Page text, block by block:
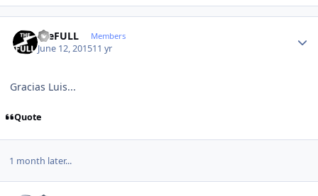
theFULL Members
June 12, 201511 yr
Gracias Luis...
Quote
1 month later...